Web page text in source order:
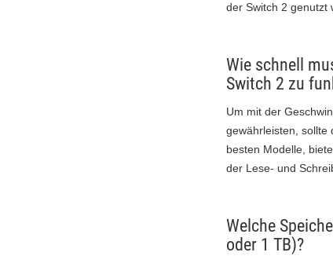
der Switch 2 genutzt
Wie schnell
Switch 2 zu
Um mit der
gewährleisten, sollte
besten Modelle,
der Lese- und
Welche
oder 1 TB)?